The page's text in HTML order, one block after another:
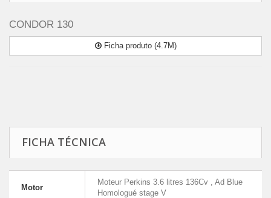
CONDOR 130
Ficha produto (4.7M)
FICHA TÉCNICA
Motor
Moteur Perkins 3.6 litres 136Cv , Ad Blue
Homologué stage V